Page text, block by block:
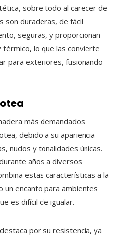
sobre todo al carecer de
son duraderas, de fácil
seguras, y proporcionan
térmico, lo que las convierte
para exteriores, fusionando
más demandados
debido a su apariencia
nudos y tonalidades únicas.
años a diversos
estas características a la
un encanto para ambientes
es difícil de igualar.
por su resistencia, ya